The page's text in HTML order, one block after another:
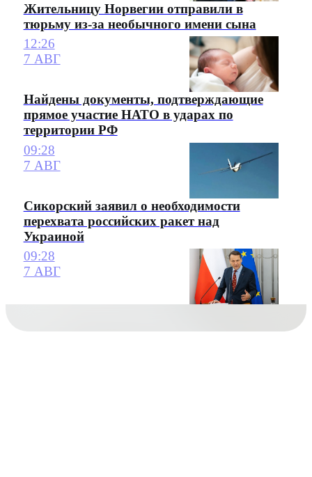
Жительницу Норвегии отправили в
тюрьму из-за необычного имени сына
12:26
7 АВГ
Найдены документы, подтверждающие
прямое участие НАТО в ударах по
территории РФ
09:28
7 АВГ
Сикорский заявил о необходимости
перехвата российских ракет над
Украиной
09:28
7 АВГ